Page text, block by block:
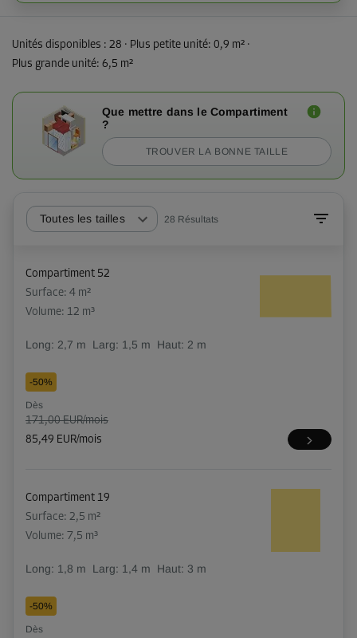
Unités disponibles : 28 · Plus petite unité: 0,9 m² ·
Plus grande unité: 6,5 m²
Que mettre dans le Compartiment
?
TROUVER LA BONNE TAILLE
Toutes les tailles 28 Résultats
Compartiment 52
Surface: 4 m²
Volume: 12 m³
Long: 2,7 m Larg: 1,5 m Haut: 2 m
-50%
Dès
171,00 EUR/mois
85,49 EUR/mois
Compartiment 19
Surface: 2,5 m²
Volume: 7,5 m³
Long: 1,8 m Larg: 1,4 m Haut: 3 m
-50%
Dès